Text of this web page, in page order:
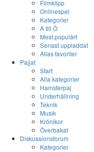
Filmklipp
Onlinespel
Kategorier
A till Ö
Mest populärt
Senast uppladdat
Allas favoriter
Pajjat
Start
Alla kategorier
Hamsterpaj
Underhållning
Teknik
Musik
Krönikor
Överbakat
Diskussionsforum
Kategorier